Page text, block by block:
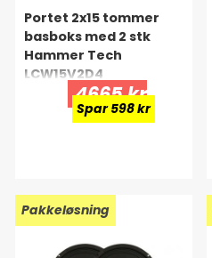
Portet 2x15 tommer
basboks med 2 stk
Hammer Tech
LCW15V2D4
4665 kr
Spar 598 kr
Pakkeløsning